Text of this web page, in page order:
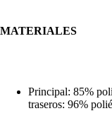
MATERIALES
Principal: 85%
traseros: 96%